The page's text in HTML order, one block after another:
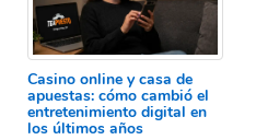
Casino online y casa de
apuestas: cómo cambió el
entretenimiento digital en
los últimos años